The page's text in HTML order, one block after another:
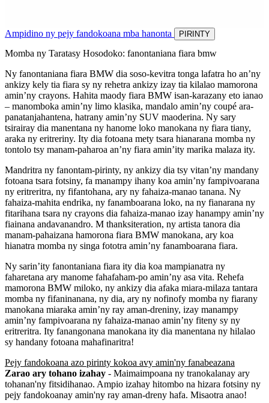
Ampidino ny pejy fandokoana mba hanonta PIRINTY
Momba ny Taratasy Hosodoko: fanontaniana fiara bmw
Ny fanontaniana fiara BMW dia soso-kevitra tonga lafatra ho an’ny
ankizy kely tia fiara sy ny rehetra ankizy izay tia kilalao mamorona
amin’ny crayons. Hahita maody fiara BMW isan-karazany eto ianao
– manomboka amin’ny limo klasika, mandalo amin’ny coupé ara-
panatanjahantena, hatrany amin’ny SUV maoderina. Ny sary
tsirairay dia manentana ny hanome loko manokana ny fiara tiany,
araka ny eritreriny. Ity dia fotoana mety tsara hianarana momba ny
tontolo tsy manam-paharoa an’ny fiara amin’ity marika malaza ity.
Mandritra ny fanontam-pirinty, ny ankizy dia tsy vitan’ny mandany
fotoana tsara fotsiny, fa manampy ihany koa amin’ny fampivoarana
ny eritreritra, ny fifantohana, ary ny fahaiza-manao tanana. Ny
fahaiza-mahita endrika, ny fanamboarana loko, na ny fianarana ny
fitarihana tsara ny crayons dia fahaiza-manao izay hanampy amin’ny
fiainana andavanandro. M thanksiteration, ny artista tanora dia
manam-pahaizana hamorona fiara BMW manokana, ary koa
hianatra momba ny singa fototra amin’ny fanamboarana fiara.
Ny sarin’ity fanontaniana fiara ity dia koa mampianatra ny
faharetana ary manome fahafaham-po amin’ny asa vita. Rehefa
mamorona BMW miloko, ny ankizy dia afaka miara-milaza tantara
momba ny fifaninanana, ny dia, ary ny nofinofy momba ny fiarany
manokana miaraka amin’ny ray aman-dreniny, izay manampy
amin’ny fampivoarana ny fahaiza-manao amin’ny fiteny sy ny
eritreritra. Ity fanangonana manokana ity dia manentana ny hilalao
sy handany fotoana mahafinaritra!
Pejy fandokoana azo pirinty kokoa avy amin'ny fanabeazana
Zarao ary tohano izahay - Maimaimpoana ny tranokalanay ary
tohanan'ny fitsidihanao. Ampio izahay hitombo na hizara fotsiny ny
pejy fandokoanay amin'ny ray aman-dreny hafa. Misaotra anao!